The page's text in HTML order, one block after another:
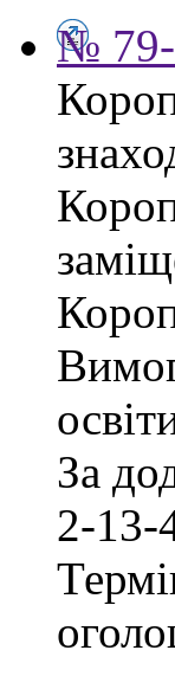
№ 79-
За
2-13-